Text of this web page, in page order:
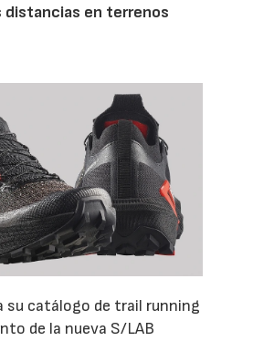
distancias en terrenos
su catálogo de trail running
de la nueva S/LAB